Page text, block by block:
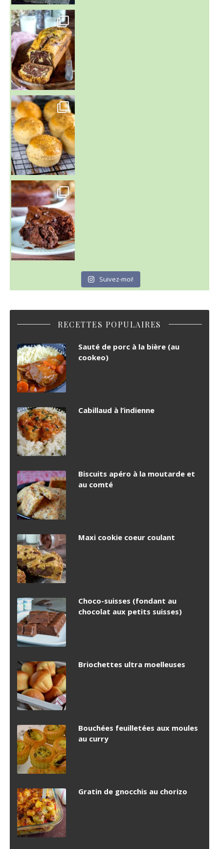
~ BUNS MAISON ~
Un peu de boulange par ici au
~ GÂTEAU FONDANT CHOCO NOISETTE ~
C'est lundi
Suivez-moi!
RECETTES POPULAIRES
Sauté de porc à la bière (au
cookeo)
Cabillaud à l’indienne
Biscuits apéro à la moutarde et
au comté
Maxi cookie coeur coulant
Choco-suisses (fondant au
chocolat aux petits suisses)
Briochettes ultra moelleuses
Bouchées feuilletées aux moules
au curry
Gratin de gnocchis au chorizo